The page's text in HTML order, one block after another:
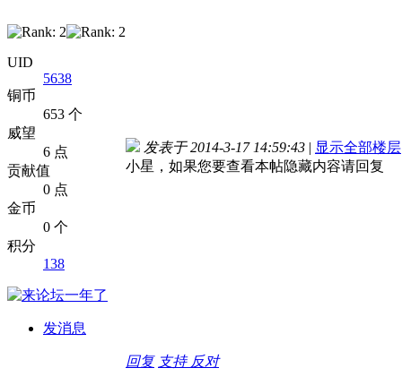
UID
5638
铜币
653 个
威望
6 点
贡献值
0 点
金币
0 个
积分
138
发消息
发表于 2014-3-17 14:59:43 | 显示全部楼层
小星，如果您要查看本帖隐藏内容请回复
回复 支持 反对